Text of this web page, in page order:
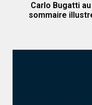
Carlo Bugatti
sommaire